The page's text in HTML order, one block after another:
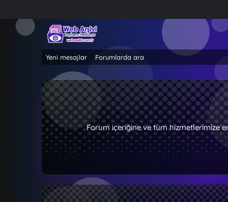
Yeni mesajlar Forumlarda ara
Forum içeriğine ve tüm hizmetlerimize